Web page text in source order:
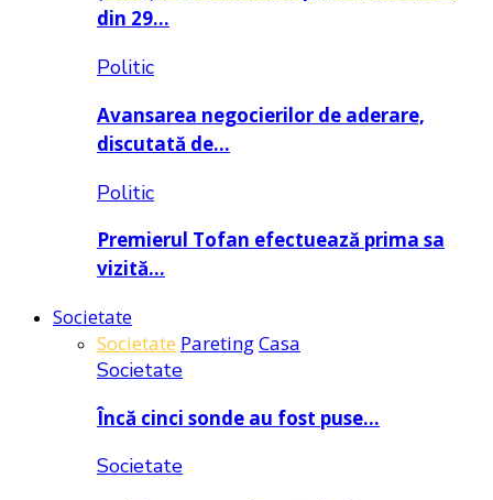
din 29…
Politic
Avansarea negocierilor de aderare,
discutată de…
Politic
Premierul Tofan efectuează prima sa
vizită…
Societate
Societate ParetingCasa
Societate
Încă cinci sonde au fost puse…
Societate